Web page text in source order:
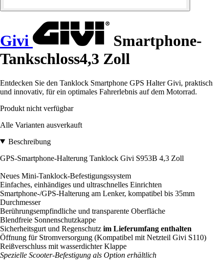
Givi
Smartphone-
Tankschloss4,3 Zoll
Entdecken Sie den Tanklock Smartphone GPS Halter Givi, praktisch
und innovativ, für ein optimales Fahrerlebnis auf dem Motorrad.
Produkt nicht verfügbar
Alle Varianten ausverkauft
Beschreibung
GPS-Smartphone-Halterung Tanklock Givi S953B 4,3 Zoll
Neues Mini-Tanklock-Befestigungssystem
Einfaches, einhändiges und ultraschnelles Einrichten
Smartphone-/GPS-Halterung am Lenker, kompatibel bis 35mm
Durchmesser
Berührungsempfindliche und transparente Oberfläche
Blendfreie Sonnenschutzkappe
Sicherheitsgurt und Regenschutz im Lieferumfang enthalten
Öffnung für Stromversorgung (Kompatibel mit Netzteil Givi S110)
Reißverschluss mit wasserdichter Klappe
Spezielle Scooter-Befestigung als Option erhältlich